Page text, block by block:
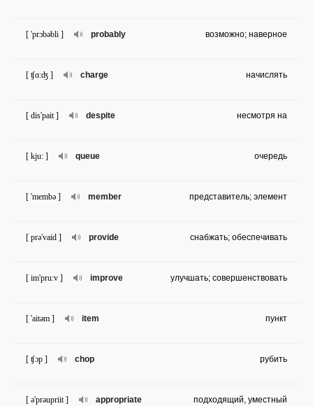
probably
[ 'prɔbəbli ] возможно; наверное
charge
[ ʧɑ:ʤ ] начислять
despite
[ dis'pait ] несмотря на
queue
[ kju: ] очередь
member
[ 'membə ] представитель; элемент
provide
[ prə'vaid ] снабжать; обеспечивать
improve
[ im'pru:v ] улучшать; совершенствовать
item
[ 'aitəm ] пункт
chop
[ ʧɔp ] рубить
appropriate
[ ə'prəupriit ] подходящий, уместный